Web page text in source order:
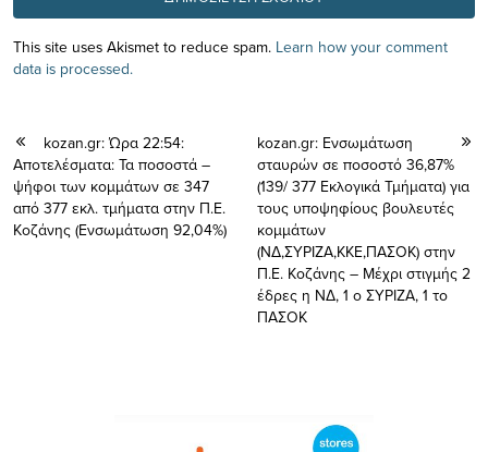
This site uses Akismet to reduce spam. Learn how your comment
data is processed.
kozan.gr: Ώρα 22:54:
Αποτελέσματα: Τα ποσοστά –
ψήφοι των κομμάτων σε 347
από 377 εκλ. τμήματα στην Π.Ε.
Κοζάνης (Ενσωμάτωση 92,04%)
kozan.gr: Ενσωμάτωση
σταυρών σε ποσοστό 36,87%
(139/ 377 Εκλογικά Τμήματα) για
τους υποψηφίους βουλευτές
κομμάτων
(ΝΔ,ΣΥΡΙΖΑ,ΚΚΕ,ΠΑΣΟΚ) στην
Π.Ε. Κοζάνης – Μέχρι στιγμής 2
έδρες η ΝΔ, 1 ο ΣΥΡΙΖΑ, 1 το
ΠΑΣΟΚ